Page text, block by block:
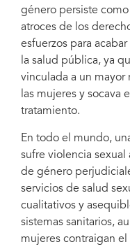
género persiste
atroces de los
esfuerzos para
la salud pública, ya
vinculada a un mayor
las mujeres y socava
tratamiento.
En todo el mundo,
sufre violencia sexual
de género
servicios de salud
cualitativos y
sistemas sanitarios,
mujeres contraigan